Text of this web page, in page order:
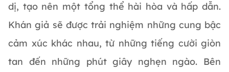
dị, tạo nên một tổng thể hài hòa và hấp dẫn.
Khán giả sẽ được trải nghiệm những cung bậc
cảm xúc khác nhau, từ những tiếng cười giòn
tan đến những phút giây nghẹn ngào. Bên